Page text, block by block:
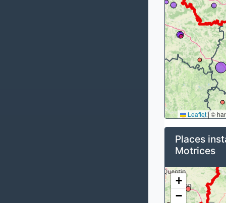
Leaflet|©
Places
Motrices
+
−